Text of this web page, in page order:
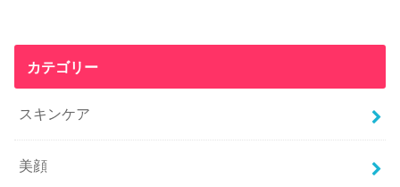
カテゴリー
スキンケア
美顔